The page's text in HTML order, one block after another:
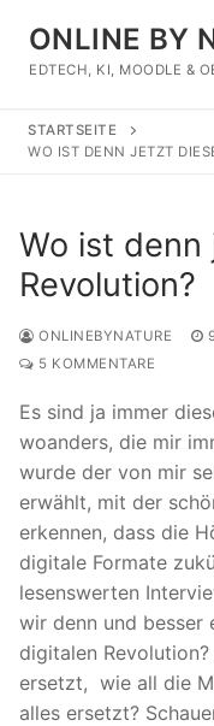
Inhalt
springen
ONLINE BY
EDTECH, KI, MOODLE &
STARTSEITE
WO IST DENN JETZT
Wo ist
Revolution?
ONLINEBYNATURE
5 KOMMENTARE
Es sind ja immer
woanders, die mir
wurde der von mir
erwählt, mit der
erkennen, dass die
digitale Formate
lesenswerten
wir denn und besser
digitalen
ersetzt, wie all die
alles ersetzt?